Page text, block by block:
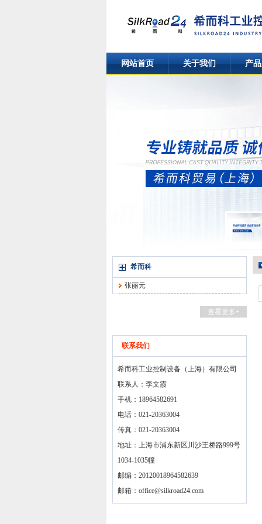
网站首页 关于我们 产
希而科
张丽元
查看更多+
联系我们
希而科工业控制设备（上海）有限公司
联系人：李文霞
手机：18964582691
电话：021-20363004
传真：021-20363004
地址：上海市浦东新区川沙王桥路999号
1034-1035幢
邮编：20120018964582639
邮箱： office@silkroad24.com